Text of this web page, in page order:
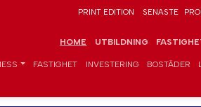
PRINT EDITION SENASTE
HOME UTBILDNING
FASTIGHET INVESTERING BOSTÄDER